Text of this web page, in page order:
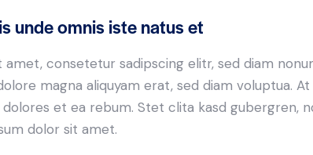
unde omnis iste natus et
amet, consetetur sadipscing elitr, sed diam
magna aliquyam erat, sed diam voluptua.
et ea rebum. Stet clita kasd gubergren,
dolor sit amet.